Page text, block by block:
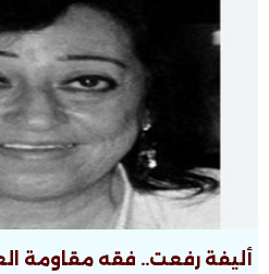
أليفة رفعت.. فقه مقاومة